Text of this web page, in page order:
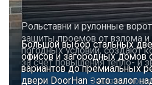
Рольставни и рулонные
защиты проемов от взлома и
погодных условий, создают
за счет повышения тепло- и
Заказать по
Большой выбор стальных
офисов и загородных
вариантов до премиальных
двери DoorHan - это залог